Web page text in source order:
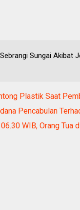
Sungai Akibat
Plastik Saat
Pencabulan
WIB, Orang Tua